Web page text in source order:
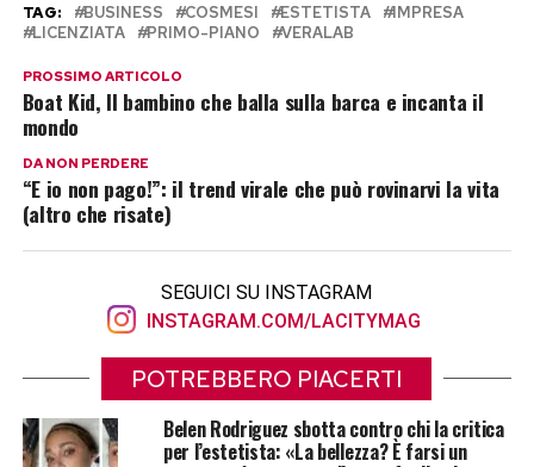
TAG: BUSINESS COSMESI ESTETISTA
IMPRESA
LICENZIATA
PRIMO-PIANO VERALAB
PROSSIMO ARTICOLO
Boat Kid, Il bambino che balla sulla barca e incanta il
mondo
DA NON PERDERE
“E io non pago!”: il trend virale che può rovinarvi la vita
(altro che risate)
SEGUICI SU INSTAGRAM
INSTAGRAM.COM/LACITYMAG
POTREBBERO PIACERTI
Belen Rodriguez sbotta contro chi la critica
per l’estetista: «La bellezza? È farsi un